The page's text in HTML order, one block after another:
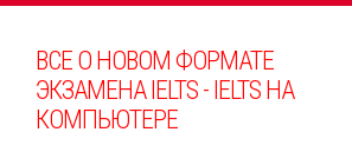
ВСЕ О НОВОМ ФОРМАТЕ
ЭКЗАМЕНА IELTS - IELTS НА
КОМПЬЮТЕРЕ